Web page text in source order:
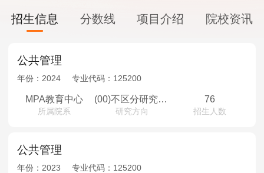
MEM工程管理
考试真题
报考经验
院校库 考试报名 招生政策
报名流程
MPAcc会计专硕
招生信息 分数线 项目介绍 院校资讯
公共管理
年份： 2024 专业代码： 125200
MPA教育中心
所属院系
(00)不区分研究方向
研究方向
76
招生人数
公共管理
年份： 2023 专业代码： 125200